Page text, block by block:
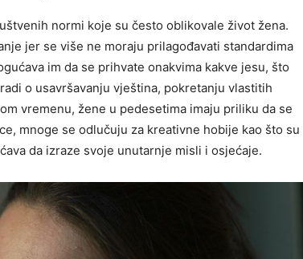
normi koje su često oblikovale život žena.
jer se više ne moraju prilagođavati standardima
im da se prihvate onakvima kakve jesu, što
o usavršavanju vještina, pokretanju vlastitih
vremenu, žene u pedesetima imaju priliku da se
mnoge se odlučuju za kreativne hobije kao što su
da izraze svoje unutarnje misli i osjećaje.